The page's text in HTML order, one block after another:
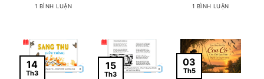
1 BÌNH LUẬN 1 BÌNH LUẬN
14
Th3
15
Th3
03
Th5